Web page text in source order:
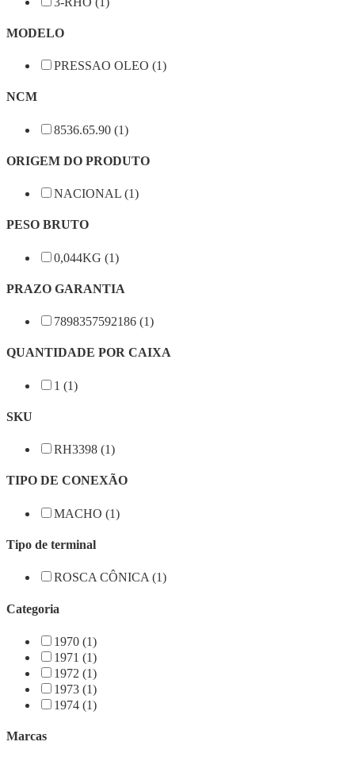
MODELO
PRESSAO OLEO (1)
NCM
8536.65.90 (1)
ORIGEM DO PRODUTO
NACIONAL (1)
PESO BRUTO
0,044KG (1)
PRAZO GARANTIA
7898357592186 (1)
QUANTIDADE POR CAIXA
1 (1)
SKU
RH3398 (1)
TIPO DE CONEXÃO
MACHO (1)
Tipo de terminal
ROSCA CÔNICA (1)
Categoria
1970 (1)
1971 (1)
1972 (1)
1973 (1)
1974 (1)
Marcas